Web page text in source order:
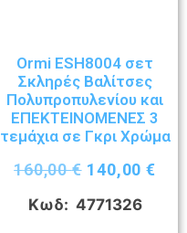
Ormi ESH8004 σετ
Σκληρές Βαλίτσες
Πολυπροπυλενίου και
ΕΠΕΚΤΕΙΝΟΜΕΝΕΣ 3
τεμάχια σε Γκρι Χρώμα
160,00€ 140,00€
Κωδ: 4771326